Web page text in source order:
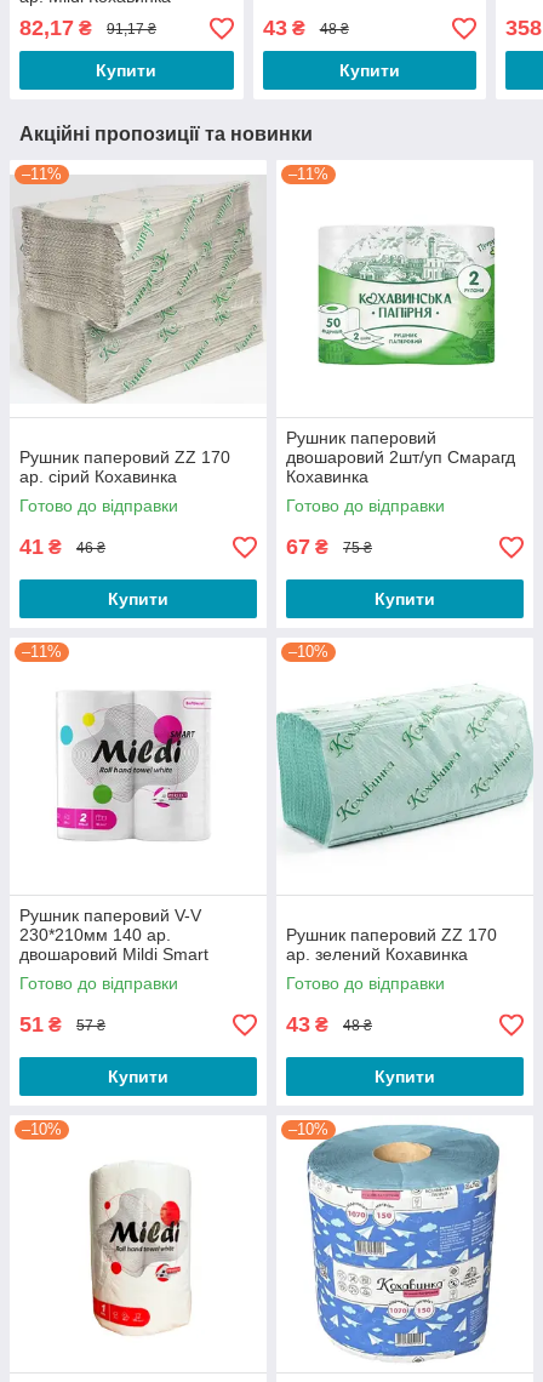
82,17 ₴ 91,17 ₴
Купити
43₴ 48 ₴
Купити
358
Акційні пропозиції та новинки
–11%
Рушник паперовий ZZ 170
ар. сірий Кохавинка
Готово до відправки
41 ₴ 46 ₴
Купити
–11%
Рушник паперовий
двошаровий 2шт/уп Смарагд
Кохавинка
Готово до відправки
67 ₴ 75 ₴
Купити
–11%
Рушник паперовий V-V
230*210мм 140 ар.
двошаровий Mildi Smart
Кохавинка
Готово до відправки
51 ₴ 57 ₴
Купити
–10%
Рушник паперовий ZZ 170
ар. зелений Кохавинка
Готово до відправки
43 ₴ 48 ₴
Купити
–10% –10%